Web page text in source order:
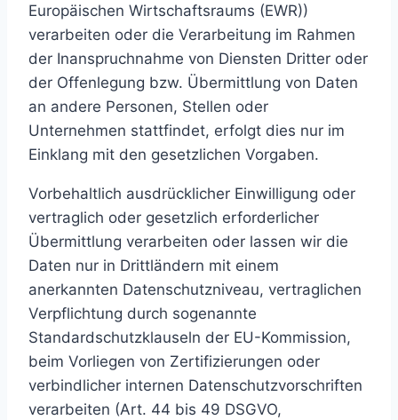
Europäischen Wirtschaftsraums (EWR))
verarbeiten oder die Verarbeitung im Rahmen
der Inanspruchnahme von Diensten Dritter oder
der Offenlegung bzw. Übermittlung von Daten
an andere Personen, Stellen oder
Unternehmen stattfindet, erfolgt dies nur im
Einklang mit den gesetzlichen Vorgaben.
Vorbehaltlich ausdrücklicher Einwilligung oder
vertraglich oder gesetzlich erforderlicher
Übermittlung verarbeiten oder lassen wir die
Daten nur in Drittländern mit einem
anerkannten Datenschutzniveau, vertraglichen
Verpflichtung durch sogenannte
Standardschutzklauseln der EU-Kommission,
beim Vorliegen von Zertifizierungen oder
verbindlicher internen Datenschutzvorschriften
verarbeiten (Art. 44 bis 49 DSGVO,